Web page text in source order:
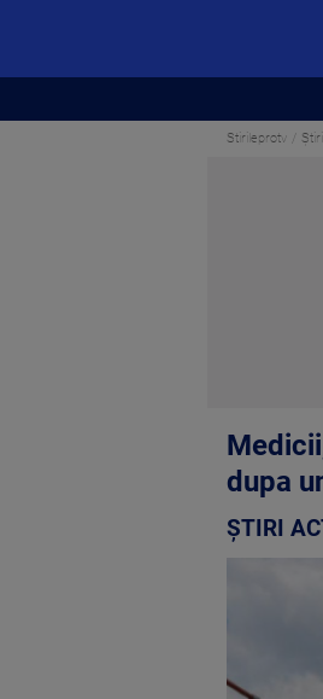
Stirileprotv
dupa
ȘTIRI